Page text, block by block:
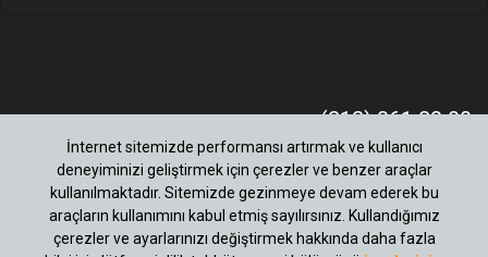
(212) 861 28 00
Merkez Mah.Bati Sok.No:11 Bagimsiz Bölüm:1
Büyükçekmece / Istanbul 34535 34535 M.Sinan-
B.Cekmece - Istanbul
İnternet sitemizde performansı artırmak ve kullanıcı
deneyiminizi geliştirmek için çerezler ve benzer araçlar
kullanılmaktadır. Sitemizde gezinmeye devam ederek bu
araçların kullanımını kabul etmiş sayılırsınız. Kullandığımız
çerezler ve ayarlarınızı değiştirmek hakkında daha fazla